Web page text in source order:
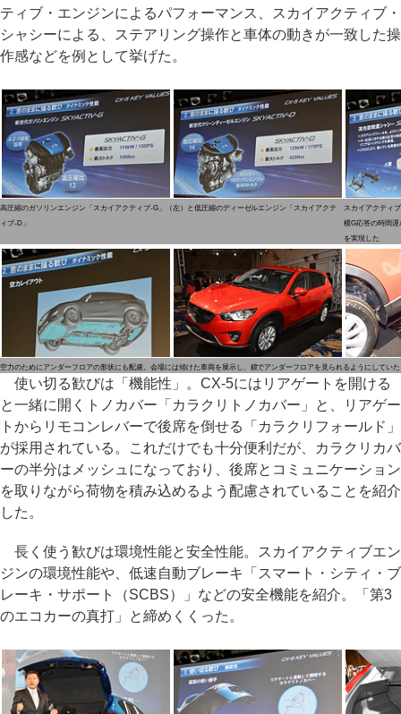
ティブ・エンジンによるパフォーマンス、スカイアクティブ・
シャシーによる、ステアリング操作と車体の動きが一致した操
作感などを例として挙げた。
高圧縮のガソリンエンジン「スカイアクティブ-G」（左）と低圧縮のディーゼルエンジン「スカイアクテ
ィブ-D」
スカイアクティ
横G応答の時間
を実現した
空力のためにアンダーフロアの形状にも配慮。会場には傾けた車両を展示し、鏡でアンダーフロアを見られるようにしていた
使い切る歓びは「機能性」。CX-5にはリアゲートを開ける
と一緒に開くトノカバー「カラクリトノカバー」と、リアゲー
トからリモコンレバーで後席を倒せる「カラクリフォールド」
が採用されている。これだけでも十分便利だが、カラクリカバ
ーの半分はメッシュになっており、後席とコミュニケーション
を取りながら荷物を積み込めるよう配慮されていることを紹介
した。
長く使う歓びは環境性能と安全性能。スカイアクティブエン
ジンの環境性能や、低速自動ブレーキ「スマート・シティ・ブ
レーキ・サポート（SCBS）」などの安全機能を紹介。「第3
のエコカーの真打」と締めくくった。